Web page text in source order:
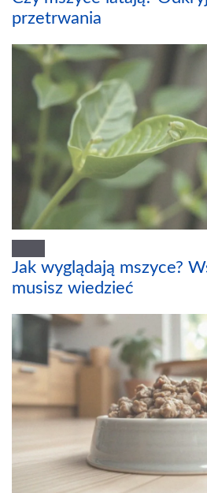
przetrwania
Jak wyglądają mszyce?
musisz wiedzieć